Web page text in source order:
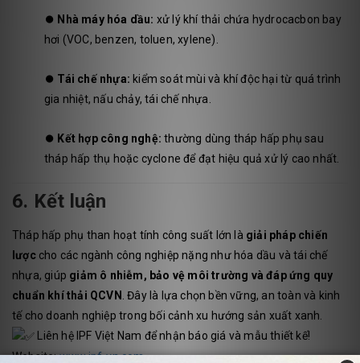
⏺️ Nhà máy hóa dầu: xử lý khí thải chứa hydrocacbon bay
hơi (VOC, benzen, toluen, xylene).
⏺️ Tái chế nhựa: kiểm soát mùi và khí độc hại từ quá trình
gia nhiệt, nấu chảy, tái chế nhựa.
⏺️ Kết hợp công nghệ: thường dùng tháp hấp phụ sau
tháp hấp thụ hoặc cyclone để đạt hiệu quả xử lý cao nhất.
6. Kết luận
Tháp hấp phụ than hoạt tính công suất lớn là giải pháp chiến
lượccho các ngành công nghiệp nặng như hóa dầu và tái chế
nhựa, giúp giảm ô nhiễm, bảo vệ môi trường và đáp ứng quy
chuẩn khí thải QCVN . Đây là lựa chọn bền vững, an toàn và kinh
tế cho doanh nghiệp trong bối cảnh xu hướng sản xuất xanh.
Liên hệ IPF Việt Nam để nhận báo giá và mẫu thiết kế!
Website:www.ipf-vn.com